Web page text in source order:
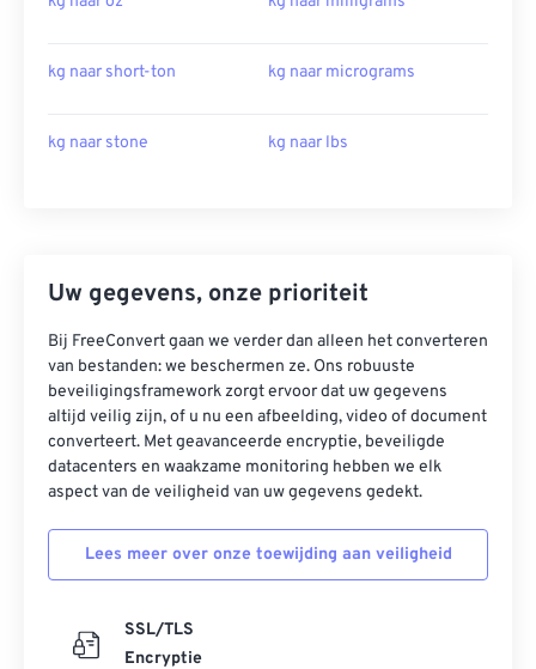
kg naar short-ton kg naar micrograms
kg naar stone kg naar lbs
Uw gegevens, onze prioriteit
Bij FreeConvert gaan we verder dan alleen het converteren
van bestanden: we beschermen ze. Ons robuuste
beveiligingsframework zorgt ervoor dat uw gegevens
altijd veilig zijn, of u nu een afbeelding, video of document
converteert. Met geavanceerde encryptie, beveiligde
datacenters en waakzame monitoring hebben we elk
aspect van de veiligheid van uw gegevens gedekt.
Lees meer over onze toewijding aan veiligheid
SSL/TLS
Encryptie